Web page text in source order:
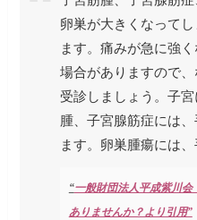
卵巣が大きくなって
ます。痛みが急に強
場合がありますので
受診しましょう。子
腫、子宮腺筋症には
ます。卵巣腫瘍には
“一般財団法人平成紫川
ありませんか？より引用”